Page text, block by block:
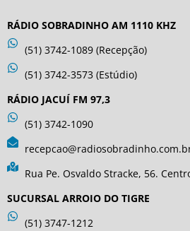
RÁDIO SOBRADINHO AM 1110 KHZ
(51) 3742-1089 (Recepção)
(51) 3742-3573 (Estúdio)
RÁDIO JACUÍ FM 97,3
(51) 3742-1090
Rua Pe. Osvaldo Stracke, 56.
SUCURSAL ARROIO DO TIGRE
(51) 3747-1212